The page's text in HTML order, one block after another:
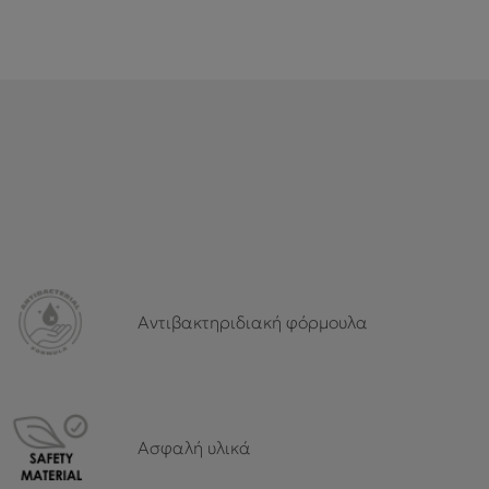
Αντιβακτηριδιακή φόρμουλα
Ασφαλή υλικά